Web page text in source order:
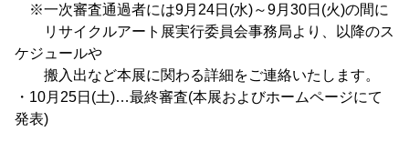
※一次審査通過者には9月24日(水)～9月30日(火)の間に
リサイクルアート展実行委員会事務局より、以降のス
ケジュールや
搬入出など本展に関わる詳細をご連絡いたします。
・10月25日(土)…最終審査(本展およびホームページにて
発表)